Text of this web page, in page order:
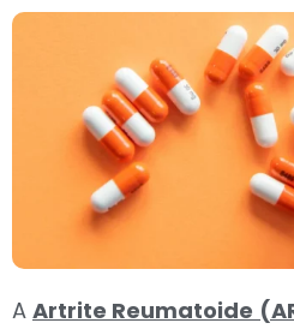
A Artrite Reumatoide